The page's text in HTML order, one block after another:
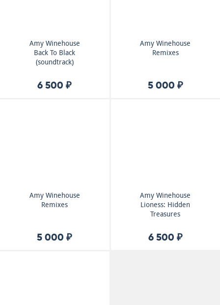
Amy Winehouse
Back To Black
(soundtrack)
6 500 ₽
Amy Winehouse
Remixes
5 000 ₽
Amy Winehouse
Remixes
5 000 ₽
Amy Winehouse
Lioness: Hidden
Treasures
6 500 ₽